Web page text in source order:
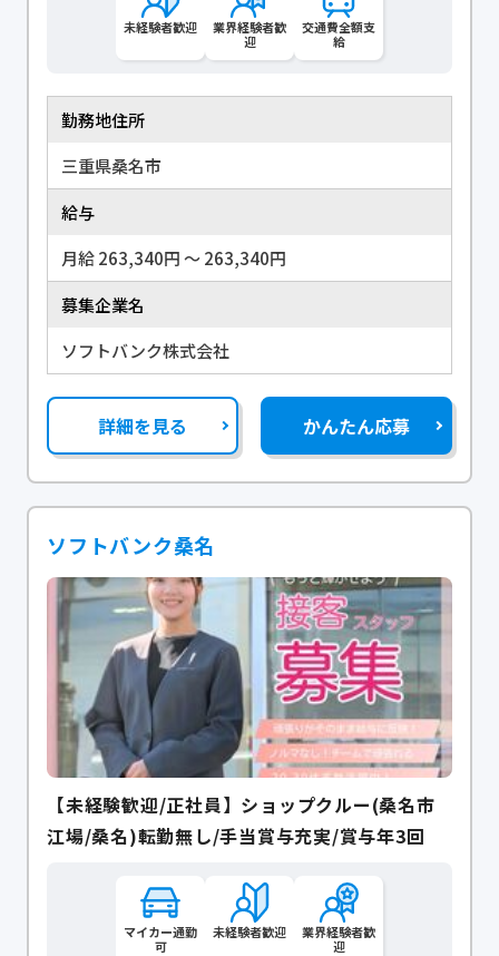
未経験者歓迎
業界経験者歓
迎
交通費全額支
給
勤務地住所
三重県桑名市
給与
月給 263,340円 〜 263,340円
募集企業名
ソフトバンク株式会社
詳細を見る かんたん応募
ソフトバンク桑名
【未経験歓迎/正社員】ショップクルー(桑名市
江場/桑名)転勤無し/手当賞与充実/賞与年3回
マイカー通勤
可
未経験者歓迎
業界経験者歓
迎